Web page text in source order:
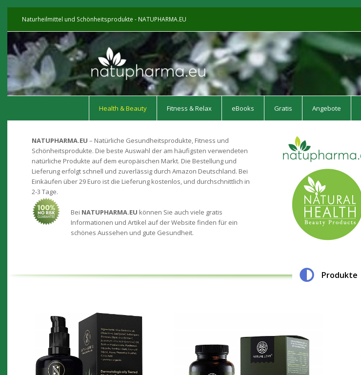
Naturheilmittel und Schönheitsprodukte - NATUPHARMA.EU
Health & Beauty Fitness & Relax eBooks Gratis Angebote
NATUPHARMA.EU – Natürliche Gesundheitsprodukte, Fitness und
Schönheitsprodukte. Die beste Auswahl der am häufigsten verwendeten
natürliche Produkte auf dem europäischen Markt. Die Bestellung und
Lieferung erfolgt schnell und zuverlässig durch Amazon Deutschland. Bei
Einkäufen über 29 Euro ist die Lieferung kostenlos, und durchschnittlich in
2-3 Tage.
Bei NATUPHARMA.EU können Sie auch viele gratis
Informationen und Artikel auf der Website finden für ein
schönes Aussehen und gute Gesundheit.
Produkte